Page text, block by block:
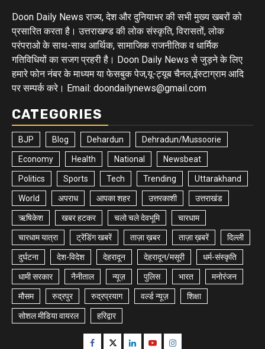
Doon Daily News राज्य, देश और दुनियाभर की सभी मुख्य खबरों को
प्रसारित करता है। उत्तराखण्ड की लोक संस्कृति, विरासतों, लोक
परंपराओ के साथ-साथ आर्थिक, सामाजिक राजनीतिक व धार्मिक
गतिविधियों का सजग प्रहरी है। Doon Daily News से जुड़ने के लिए
हमारे फोन नंबर के माध्यम या फेसबुक पेज,यू-ट्यूब चैनल,इंस्टाग्राम आदि
पर सम्पर्क करे। Email: doondailynews@gmail.com
CATEGORIES
BJP Blog Dehardun Dehradun/Mussoorie
Economy Health National Newsbeat
Politics Sports Tech Trending Uttarakhand
World अपराध आपका शहर उत्तरकाशी उत्तराखंड
ऋषिकेश खबर हटकर चलो चले देवभूमि चारधाम
चारधाम यात्रा ट्रेंडिंग खबरें ताज़ा ख़बर ताज़ा ख़बरें दिल्ली
दुर्घटना देश-विदेश देहरादून देहरादून/मसूरी धर्म-संस्कृति
धामी सरकार नैनीताल न्यूज़ पुलिस भारत मनोरंजन
मौसम रुद्रपुर रुद्रप्रयाग वर्ल्ड न्यूज़ शिक्षा
सोशल मीडिया वायरल हरिद्वार
Facebook
TwitterLinkedinYoutubeInstagram